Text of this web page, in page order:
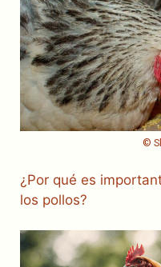
©
¿Por qué es
los pollos?